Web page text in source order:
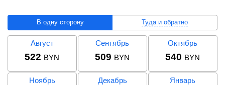
В одну сторону Туда и обратно
Август
522 BYN
Сентябрь
509 BYN
Октябрь
540 BYN
Ноябрь Декабрь Январь